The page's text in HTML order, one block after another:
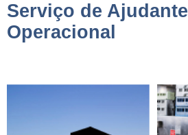
Serviço de Ajudante
Operacional